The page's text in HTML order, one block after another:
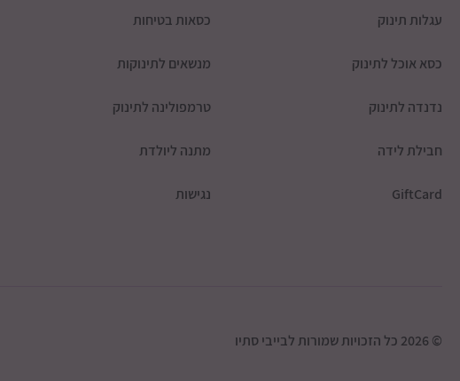
עגלות תינוק כסאות בטיחות
כסא אוכל לתינוק מנשאים לתינוקות
נדנדה לתינוק טרמפולינה לתינוק
חבילת לידה מתנה ליולדת
GiftCard נגישות
© 2026 כל הזכויות שמורות לבייבי סתיו